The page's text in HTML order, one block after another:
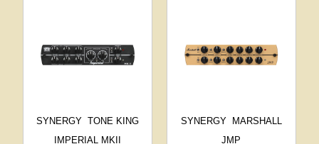
SYNERGY TONE KING
IMPERIAL MKII
SYNERGY
MARSHALL
JMP